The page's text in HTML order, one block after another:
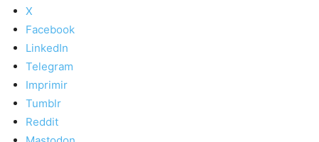
X
Facebook
LinkedIn
Telegram
Imprimir
Tumblr
Reddit